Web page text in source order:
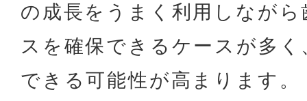
の成長をうまく利用しなが
スを確保できるケースが多
できる可能性が高まります。